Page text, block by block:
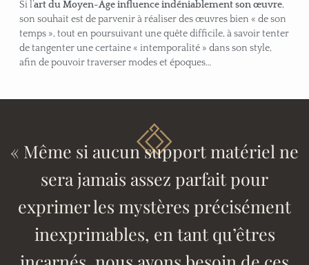
Si l’art du Moyen-Âgeinfluence indéniablement son œuvre,
son souhait est de parvenir à réaliser des œuvres bien « de son
temps », tout en poursuivant une quête difficile, à savoir tenter
de tangenter une certaine « intemporalité » dans son style,
afin de pouvoir traverser modes et époques…
« Même si aucun support matériel ne
sera jamais assez parfait pour
exprimer les mystères précisément
inexprimables, en tant qu’êtres